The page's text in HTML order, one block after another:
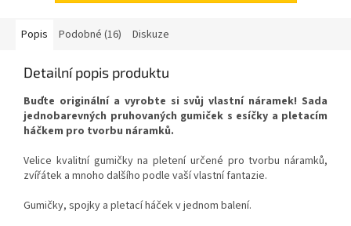
Popis Podobné (16) Diskuze
Detailní popis produktu
Buďte originální a vyrobte si svůj vlastní náramek! Sada
jednobarevných pruhovaných gumiček s esíčky a pletacím
háčkem pro tvorbu náramků.
Velice kvalitní gumičky na pletení určené pro tvorbu náramků,
zvířátek a mnoho dalšího podle vaší vlastní fantazie.
Gumičky, spojky a pletací háček v jednom balení.